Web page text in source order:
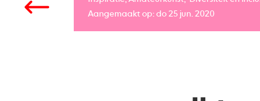
Aangemaakt op: do 25 jun. 2020